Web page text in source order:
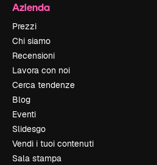
Azienda
Prezzi
Chi siamo
Recensioni
Lavora con noi
Cerca tendenze
Blog
Eventi
Slidesgo
Vendi i tuoi contenuti
Sala stampa